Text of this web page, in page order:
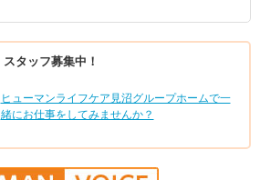
スタッフ募集中！
ヒューマンライフケア見沼グループホームで一
緒にお仕事をしてみませんか？